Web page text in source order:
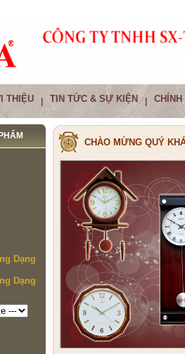
THIỆU TIN TỨC & SỰ KIỆN CHÍNH
Dạng
Dạng
CHÀO MỪNG QUÝ